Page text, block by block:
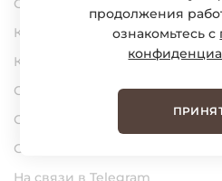
О нас
Карьера
Контакты
Статьи
Сертификаты
Обратная связь
На связи в Telegram
продолжения
ознакомьтесь с